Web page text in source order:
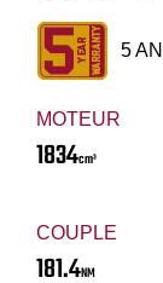
MOTEUR
1834cm³
COUPLE
181.4NM
5